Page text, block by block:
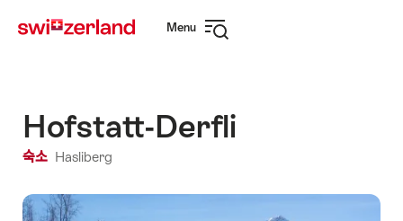
navigation
Menu
Hofstatt-Derfli
숙소 Hasliberg